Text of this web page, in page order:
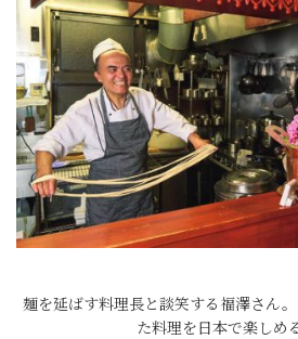
麺を延ばす料理長と談笑する福澤さん
た料理を日本で楽しめ